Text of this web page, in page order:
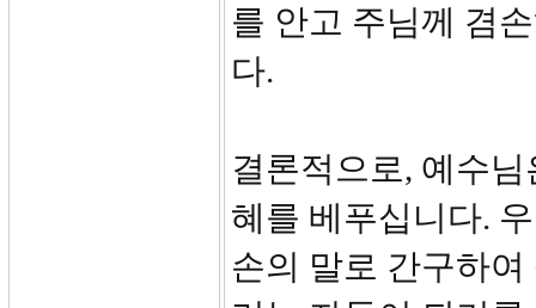
를 안고 주님께 겸
다.
결론적으로, 예수
혜를 베푸십니다.
손의 말로 간구하